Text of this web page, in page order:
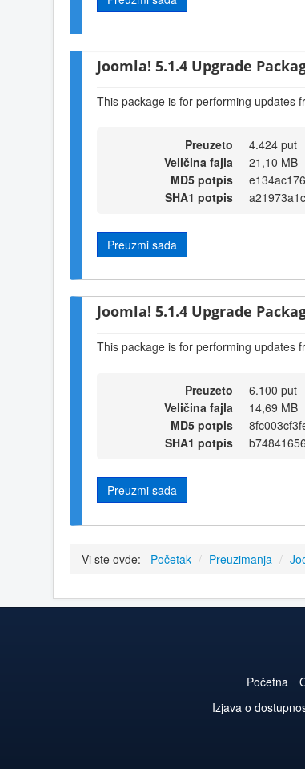
Joomla! 5.1.4 Upgrade
This package is for performing updates
Preuzeto
4.424 put
Veličina fajla
21,10 MB
MD5 potpis
SHA1 potpis
Preuzmi sada
Joomla! 5.1.4 Upgrade
This package is for performing updates
Preuzeto
6.100 put
Veličina fajla
14,69 MB
MD5 potpis
SHA1 potpis
Preuzmi sada
Vi ste ovde: Početak / Preuzimanja /
Početna
Izjava o